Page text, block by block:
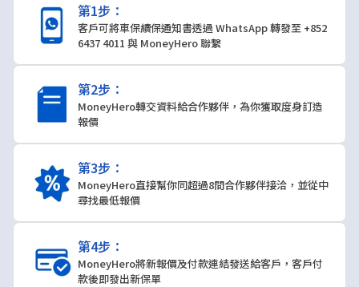
第1步：
客戶可將車保續保通知書透過 WhatsApp 轉發至 +852
6437 4011 與 MoneyHero 聯繫
第2步：
MoneyHero轉交資料給合作夥伴，為你獲取度身訂造
報價
第3步：
MoneyHero直接幫你同超過8間合作夥伴接洽，並從中
尋找最低報價
第4步：
MoneyHero將新報價及付款連結發送給客戶，客戶付
款後即發出新保單